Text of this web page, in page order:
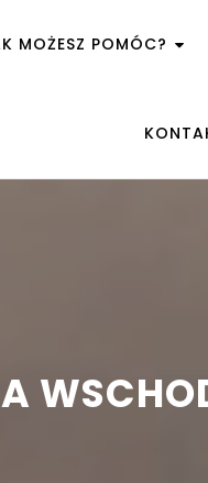
MOŻESZ POMÓC?